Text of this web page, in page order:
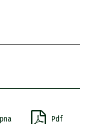
Pdf